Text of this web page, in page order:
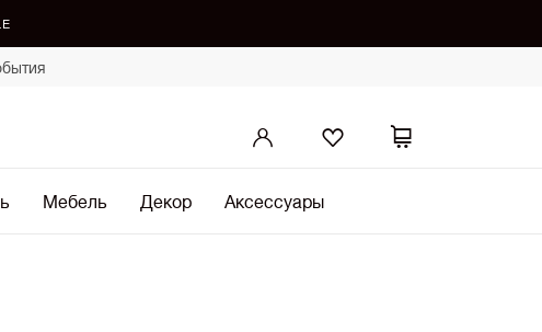
Мебель Декор Аксессуары